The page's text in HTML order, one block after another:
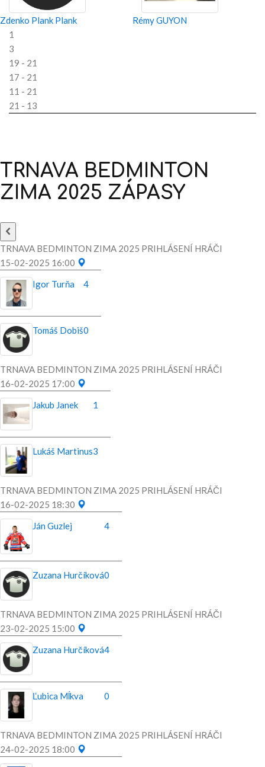
Zdenko Plank Plank
Rémy GUYON
1
3
19 - 21
17 - 21
11 - 21
21 - 13
TRNAVA BEDMINTON
ZIMA 2025 ZÁPASY
TRNAVA BEDMINTON ZIMA 2025 PRIHLÁSENÍ HRÁČI
15-02-2025 16:00
Igor Turňa
4
Tomáš Dobiš0
TRNAVA BEDMINTON ZIMA 2025 PRIHLÁSENÍ HRÁČI
16-02-2025 17:00
Jakub Janek
1
Lukáš Martinus3
TRNAVA BEDMINTON ZIMA 2025 PRIHLÁSENÍ HRÁČI
16-02-2025 18:30
Ján Guzlej
4
Zuzana Hurčíková0
TRNAVA BEDMINTON ZIMA 2025 PRIHLÁSENÍ HRÁČI
23-02-2025 15:00
Zuzana Hurčíková4
Ľubica Mĺkva 0
TRNAVA BEDMINTON ZIMA 2025 PRIHLÁSENÍ HRÁČI
24-02-2025 18:00